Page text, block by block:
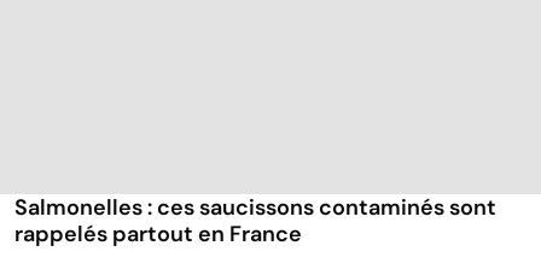
Salmonelles : ces saucissons contaminés sont
rappelés partout en France